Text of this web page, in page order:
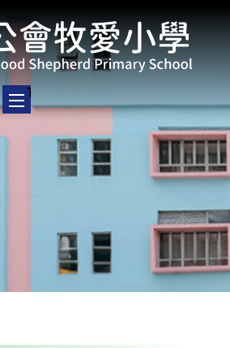
Toggle main menu visibility